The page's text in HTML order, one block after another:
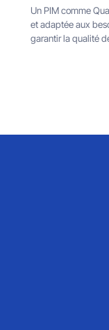
Un PIM comme
et adaptée aux
garantir la qualité